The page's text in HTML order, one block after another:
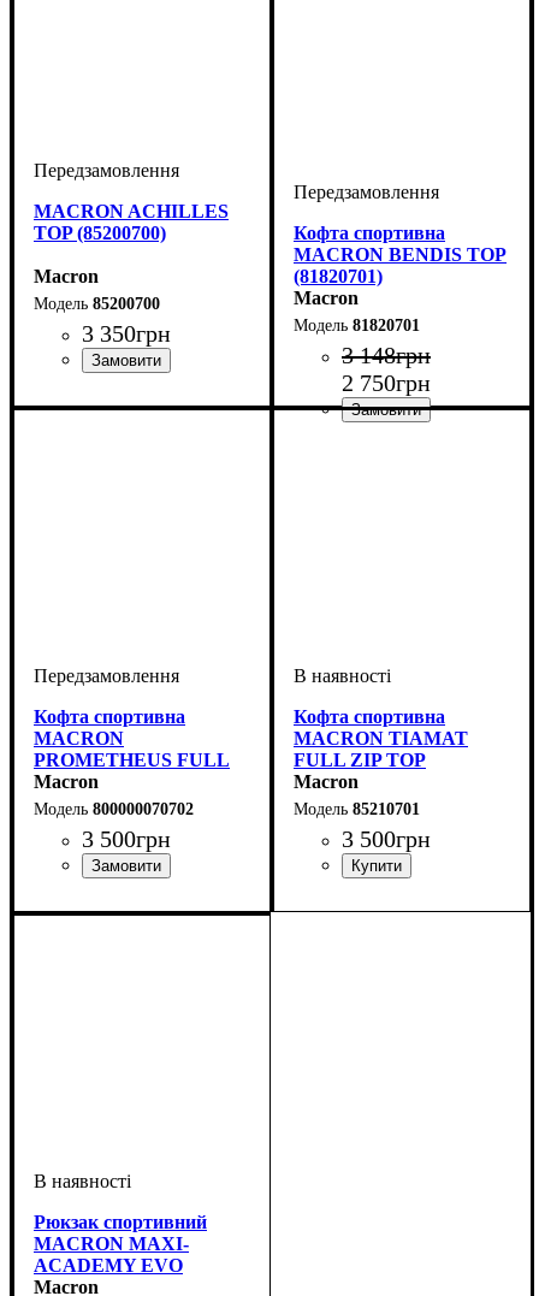
MACRON ACHILLES
TOP (85200700)
Macron
85200700
3 350грн
Кофта спортивна
MACRON BENDIS TOP
(81820701)
Macron
81820701
3 148грн
2 750грн
Кофта спортивна
MACRON
PROMETHEUS FULL
ZIP TOP (800000070702)
Macron
800000070702
3 500грн
Кофта спортивна
MACRON TIAMAT
FULL ZIP TOP
(85210701)
Macron
85210701
3 500грн
Рюкзак спортивний
MACRON MAXI-
ACADEMY EVO
(5937107)
Macron